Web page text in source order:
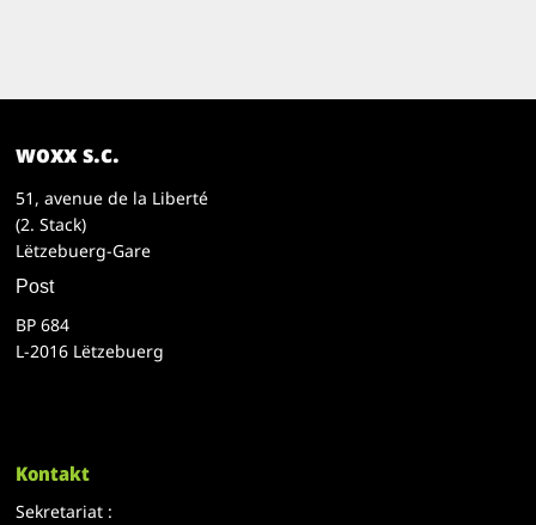
woxx s.c.
51, avenue de la Liberté
(2. Stack)
Lëtzebuerg-Gare
Post
BP 684
L-2016 Lëtzebuerg
Kontakt
Sekretariat :